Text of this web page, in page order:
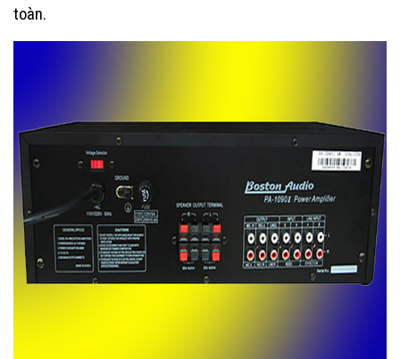
toàn.